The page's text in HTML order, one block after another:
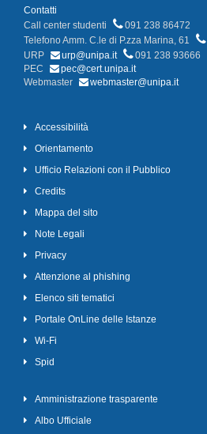
Contatti
Call center studenti
091 238 86472
Telefono Amm. C.le di P.zza Marina, 61
URP
urp@unipa.it
091 238 93666
PEC
pec@cert.unipa.it
Webmaster
webmaster@unipa.it
Accessibilità
Orientamento
Ufficio Relazioni con il Pubblico
Credits
Mappa del sito
Note Legali
Privacy
Attenzione al phishing
Elenco siti tematici
Portale OnLine delle Istanze
Wi-Fi
Spid
Amministrazione trasparente
Albo Ufficiale